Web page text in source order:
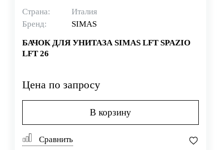
Страна:
Италия
Бренд:
SIMAS
БАЧОК ДЛЯ УНИТАЗА SIMAS LFT SPAZIO
LFT 26
Цена по запросу
В корзину
Сравнить